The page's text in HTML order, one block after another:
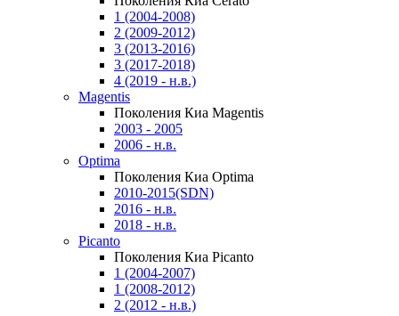
1 (2004-2008)
2 (2009-2012)
3 (2013-2016)
3 (2017-2018)
4 (2019 - н.в.)
Magentis
Поколения Киа Magentis
2003 - 2005
2006 - н.в.
Optima
Поколения Киа Optima
2010-2015(SDN)
2016 - н.в.
2018 - н.в.
Picanto
Поколения Киа Picanto
1 (2004-2007)
1 (2008-2012)
2 (2012 - н.в.)